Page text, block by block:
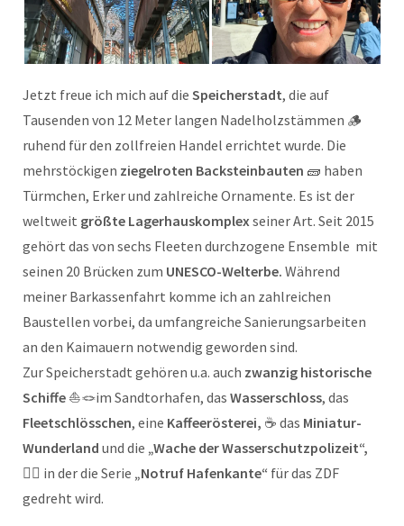
Jetzt freue ich mich auf die Speicherstadt, die auf
Tausenden von 12 Meter langen Nadelholzstämmen 🪵
ruhend für den zollfreien Handel errichtet wurde. Die
mehrstöckigen ziegelroten Backsteinbauten 🧱 haben
Türmchen, Erker und zahlreiche Ornamente. Es ist der
weltweit größte Lagerhauskomplexseiner Art. Seit 2015
gehört das von sechs Fleeten durchzogene Ensemble mit
seinen 20 Brücken zum UNESCO-Welterbe. Während
meiner Barkassenfahrt komme ich an zahlreichen
Baustellen vorbei, da umfangreiche Sanierungsarbeiten
an den Kaimauern notwendig geworden sind.
Zur Speicherstadt gehören u.a. auch zwanzig historische
Schiffe ⛵🪢im Sandtorhafen, das Wasserschloss, das
Fleetschlösschen, eine Kaffeerösterei, ☕ das Miniatur-
Wunderland und die „Wache der Wasserschutzpolizeit“,
👮‍♀️ in der die Serie „Notruf Hafenkante“ für das ZDF
gedreht wird.